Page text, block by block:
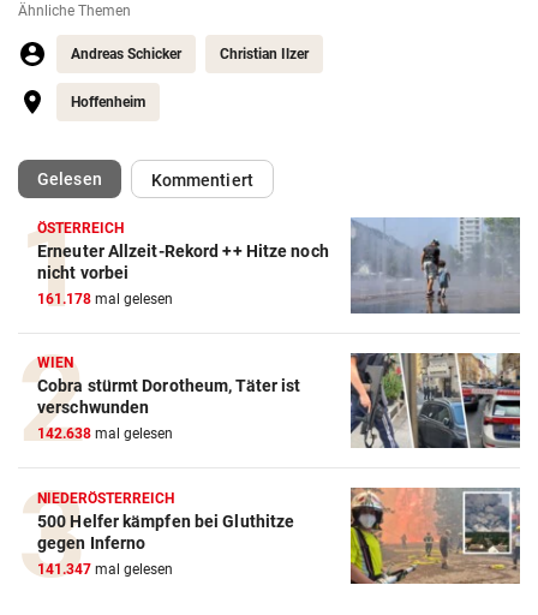
Ähnliche Themen
Andreas Schicker Christian Ilzer
Hoffenheim
Gelesen(ausgewählt)Kommentiert
ÖSTERREICH
Erneuter Allzeit-Rekord ++ Hitze noch
nicht vorbei
161.178 mal gelesen
WIEN
Cobra stürmt Dorotheum, Täter ist
verschwunden
142.638 mal gelesen
NIEDERÖSTERREICH
500 Helfer kämpfen bei Gluthitze
gegen Inferno
141.347 mal gelesen